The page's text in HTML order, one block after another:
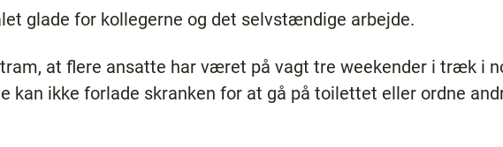
glade for kollegerne og det selvstændige arbejde.
at flere ansatte har været på vagt tre weekender i træk i
kan ikke forlade skranken for at gå på toilettet eller ordne